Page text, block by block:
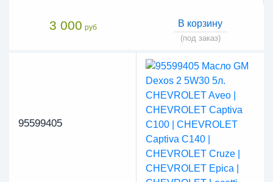
3 000 руб В корзину
(под заказ)
95599405